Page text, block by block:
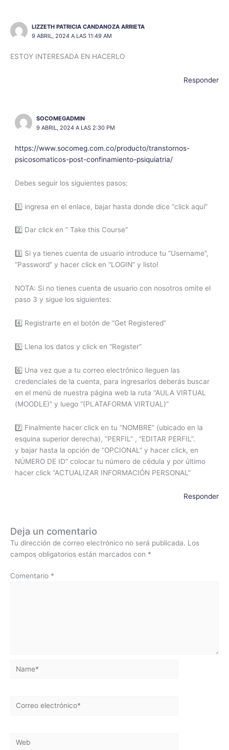
LIZZETH PATRICIA CANDANOZA ARRIETA
9 ABRIL, 2024 A LAS 11:49 AM
ESTOY INTERESADA EN HACERLO
Responder
SOCOMEGADMIN
9 ABRIL, 2024 A LAS 2:30 PM
https://www.socomeg.com.co/producto/transtornos-
psicosomaticos-post-confinamiento-psiquiatria/
Debes seguir los siguientes pasos:
1️⃣ ingresa en el enlace, bajar hasta donde dice “click aquí”
2️⃣ Dar click en ” Take this Course”
3️⃣ Si ya tienes cuenta de usuario introduce tu “Username”,
“Password” y hacer click en “LOGIN” y listo!
NOTA: Si no tienes cuenta de usuario con nosotros omite el
paso 3 y sigue los siguientes:
4️⃣ Registrarte en el botón de “Get Registered”
5️⃣ Llena los datos y click en “Register”
6️⃣ Una vez que a tu correo electrónico lleguen las
credenciales de la cuenta, para ingresarlos deberás buscar
en el menú de nuestra página web la ruta “AULA VIRTUAL
(MOODLE)” y luego “(PLATAFORMA VIRTUAL)”
7️⃣ Finalmente hacer click en tu “NOMBRE” (ubicado en la
esquina superior derecha), “PERFIL” , “EDITAR PERFIL”.
y bajar hasta la opción de “OPCIONAL” y hacer click, en
NÚMERO DE ID” colocar tu número de cédula y por último
hacer click “ACTUALIZAR INFORMACIÓN PERSONAL”
Responder
Deja un comentario
Tu dirección de correo electrónico no será publicada. Los
campos obligatorios están marcados con *
Comentario *
Name*
Correo
Web